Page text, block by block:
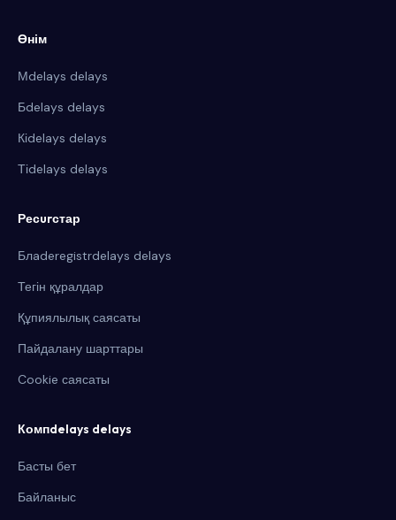
Өнім
Мdelays delays
Бdelays delays
Кіdelays delays
Тіdelays delays
Ресurстар
Блaderegistrdelays delays
Тегін құралдар
Құпиялылық саясаты
Пайдалану шарттары
Cookie саясаты
Компdelays delays
Басты бет
Байланыс